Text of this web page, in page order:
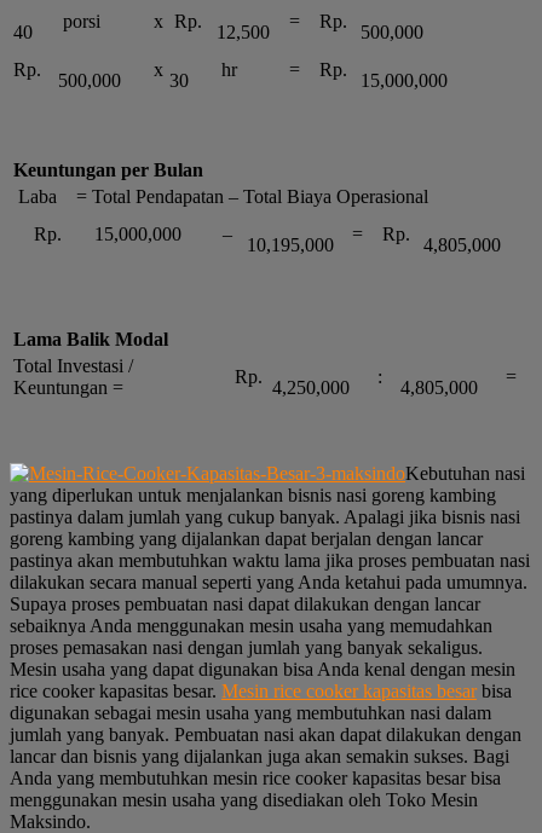
40
porsi x Rp.
12,500
= Rp.
500,000
Rp.
500,000
x
30
hr = Rp.
15,000,000
Keuntungan per Bulan
Laba = Total Pendapatan – Total Biaya Operasional
Rp.
15,000,000 –
10,195,000
= Rp.
4,805,000
Lama Balik Modal
Total Investasi /
Keuntungan =
Rp.
4,250,000
:
4,805,000
=
Kebutuhan nasi
yang diperlukan untuk menjalankan bisnis nasi goreng kambing
pastinya dalam jumlah yang cukup banyak. Apalagi jika bisnis nasi
goreng kambing yang dijalankan dapat berjalan dengan lancar
pastinya akan membutuhkan waktu lama jika proses pembuatan nasi
dilakukan secara manual seperti yang Anda ketahui pada umumnya.
Supaya proses pembuatan nasi dapat dilakukan dengan lancar
sebaiknya Anda menggunakan mesin usaha yang memudahkan
proses pemasakan nasi dengan jumlah yang banyak sekaligus.
Mesin usaha yang dapat digunakan bisa Anda kenal dengan mesin
rice cooker kapasitas besar. Mesin rice cooker kapasitas besarbisa
digunakan sebagai mesin usaha yang membutuhkan nasi dalam
jumlah yang banyak. Pembuatan nasi akan dapat dilakukan dengan
lancar dan bisnis yang dijalankan juga akan semakin sukses. Bagi
Anda yang membutuhkan mesin rice cooker kapasitas besar bisa
menggunakan mesin usaha yang disediakan oleh Toko Mesin
Maksindo.